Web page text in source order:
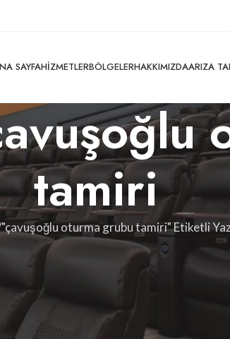
SAYFAHIZMETLERBÖLGELERHAKKIMIZDAARIZA
tamiri
"çavuşoğlu oturma grubu tamiri" Etiketli